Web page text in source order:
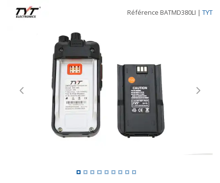
Référence BATMD380LI | TYT
Previous Next